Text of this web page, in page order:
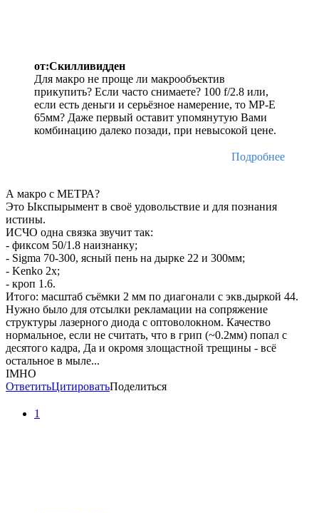
от:Скилливидден
Для макро не проще ли макрообъектив
прикупить? Если часто снимаете? 100 f/2.8 или,
если есть деньги и серьёзное намерение, то MP-E
65мм? Даже первый оставит упомянутую Вами
комбинацию далеко позади, при невысокой цене.
Подробнее
А макро с МЕТРА?
Это Ыкспырымент в своё удовольствие и для познания
истины.
ИСЧО одна связка звучит так:
- фиксом 50/1.8 наизнанку;
- Sigma 70-300, ясный пень на дырке 22 и 300мм;
- Kenko 2x;
- кроп 1.6.
Итого: масштаб съёмки 2 мм по диагонали с экв.дыркой 44.
Нужно было для отсылки рекламации на сопряжение
структуры лазерного диода с оптоволокном. Качество
нормальное, если не считать, что в грип (~0.2мм) попал с
десятого кадра, Да и окромя злощастной трещины - всё
остальное в мыле...
IMHO
ОтветитьЦитироватьПоделиться
1